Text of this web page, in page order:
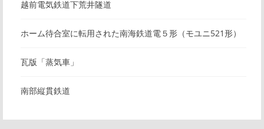
越前電気鉄道下荒井隧道
ホーム待合室に転用された南海鉄道電５形（モユニ521形）
瓦版「蒸気車」
南部縦貫鉄道